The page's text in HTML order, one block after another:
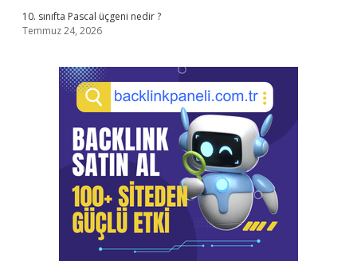
10. sınıfta Pascal üçgeni nedir ?
Temmuz 24, 2026